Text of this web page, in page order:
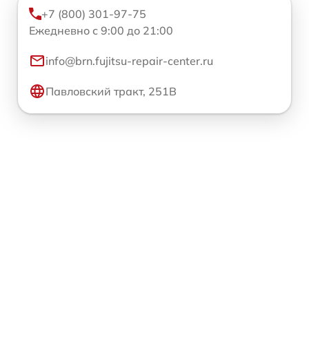
+7 (800) 301-97-75
Ежедневно с 9:00 до 21:00
info@brn.fujitsu-repair-center.ru
Павловский тракт, 251В